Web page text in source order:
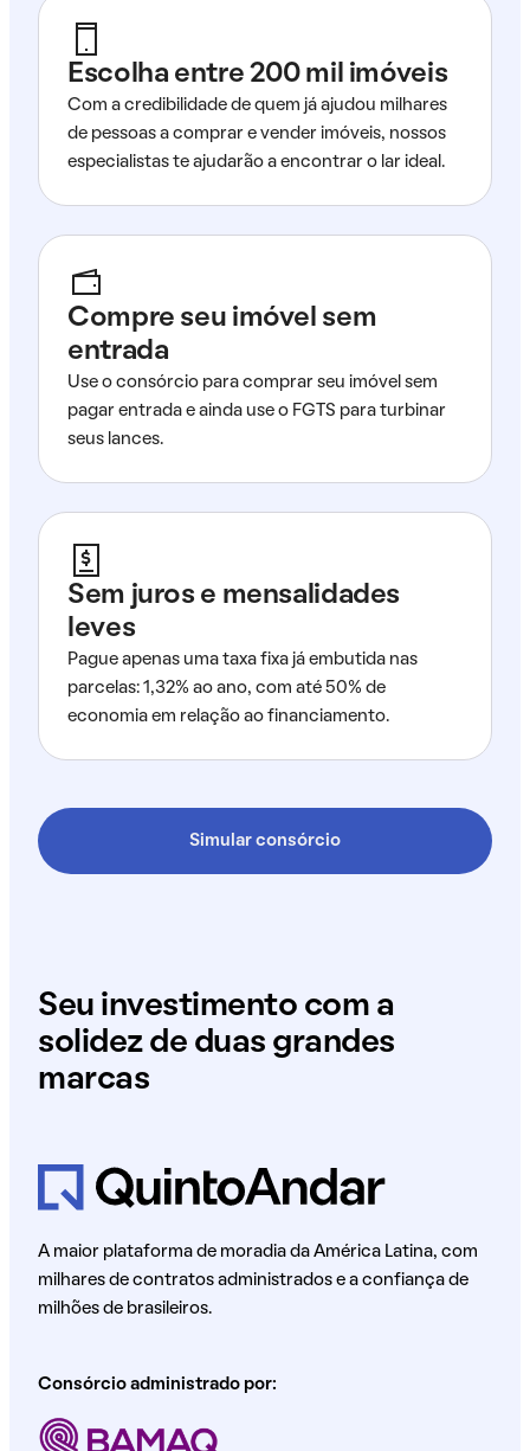
Escolha entre 200 mil imóveis
Com a credibilidade de quem já ajudou milhares
de pessoas a comprar e vender imóveis, nossos
especialistas te ajudarão a encontrar o lar ideal.
Compre seu imóvel sem
entrada
Use o consórcio para comprar seu imóvel sem
pagar entrada e ainda use o FGTS para turbinar
seus lances.
Sem juros e mensalidades
leves
Pague apenas uma taxa fixa já embutida nas
parcelas: 1,32% ao ano, com até 50% de
economia em relação ao financiamento.
Simular consórcio
Seu investimento com a
solidez de duas grandes
marcas
A maior plataforma de moradia da América Latina, com
milhares de contratos administrados e a confiança de
milhões de brasileiros.
Consórcio administrado por: